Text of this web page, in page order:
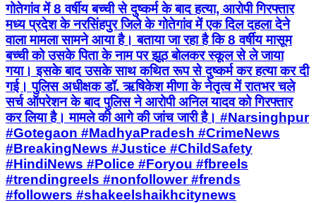
गोतेगांव में 8 वर्षीय बच्ची से दुष्कर्म के बाद हत्या, आरोपी गिरफ्तार
मध्य प्रदेश के नरसिंहपुर जिले के गोतेगांव में एक दिल दहला देने
वाला मामला सामने आया है। बताया जा रहा है कि 8 वर्षीय मासूम
बच्ची को उसके पिता के नाम पर झूठ बोलकर स्कूल से ले जाया
गया। इसके बाद उसके साथ कथित रूप से दुष्कर्म कर हत्या कर दी
गई। पुलिस अधीक्षक डॉ. ऋषिकेश मीणा के नेतृत्व में रातभर चले
सर्च ऑपरेशन के बाद पुलिस ने आरोपी अनिल यादव को गिरफ्तार
कर लिया है। मामले की आगे की जांच जारी है। #Narsinghpur
#Gotegaon #MadhyaPradesh #CrimeNews
#BreakingNews #Justice #ChildSafety
#HindiNews #Police #Foryou #fbreels
#trendingreels #nonfollower #frends
#followers #shakeelshaikhcitynews